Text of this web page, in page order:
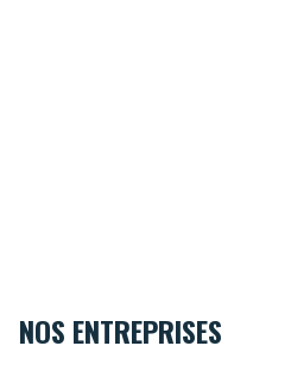
NOS ENTREPRISES